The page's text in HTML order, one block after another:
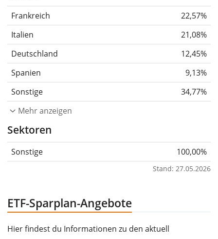
Frankreich
22,57%
Italien
21,08%
Deutschland
12,45%
Spanien
9,13%
Sonstige
34,77%
Mehr anzeigen
Sektoren
Sonstige 100,00%
Stand: 27.05.2026
ETF-Sparplan-Angebote
Hier findest du Informationen zu den aktuell